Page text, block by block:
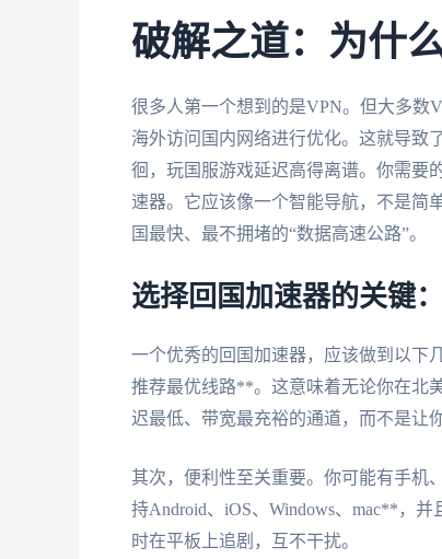
破解之道：为什
很多人第一个想到的是VPN。但大多数
海外访问国内网络进行优化。这就导致
徊，玩国服游戏延迟高得离谱。你需要
速器。它应该像一个智能导航，不是简
国最快、最不拥堵的“数据高速公路”。
选择回国加速器的关键
一个优秀的回国加速器，应该做到以
推荐最优线路**。这意味着无论你在北
迟最低、带宽最充裕的通道，而不是让
其次，便利性至关重要。你可能有手机
持Android、iOS、Windows、mac**，
时在平板上追剧，互不干扰。